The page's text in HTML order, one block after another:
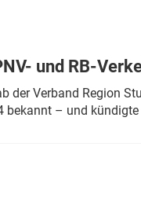
und RB-
der Verband Region
bekannt – und